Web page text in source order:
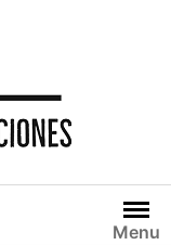
Menu